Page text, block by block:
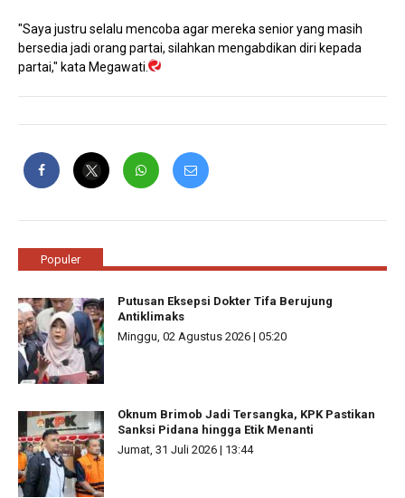
"Saya justru selalu mencoba agar mereka senior yang masih
bersedia jadi orang partai, silahkan mengabdikan diri kepada
partai," kata Megawati.
Populer
Putusan Eksepsi Dokter Tifa Berujung
Antiklimaks
Minggu, 02 Agustus 2026 | 05:20
Oknum Brimob Jadi Tersangka, KPK Pastikan
Sanksi Pidana hingga Etik Menanti
Jumat, 31 Juli 2026 | 13:44